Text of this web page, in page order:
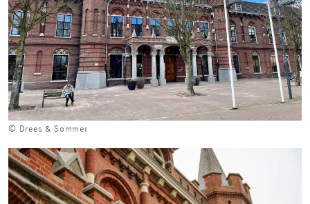
© Drees & Sommer